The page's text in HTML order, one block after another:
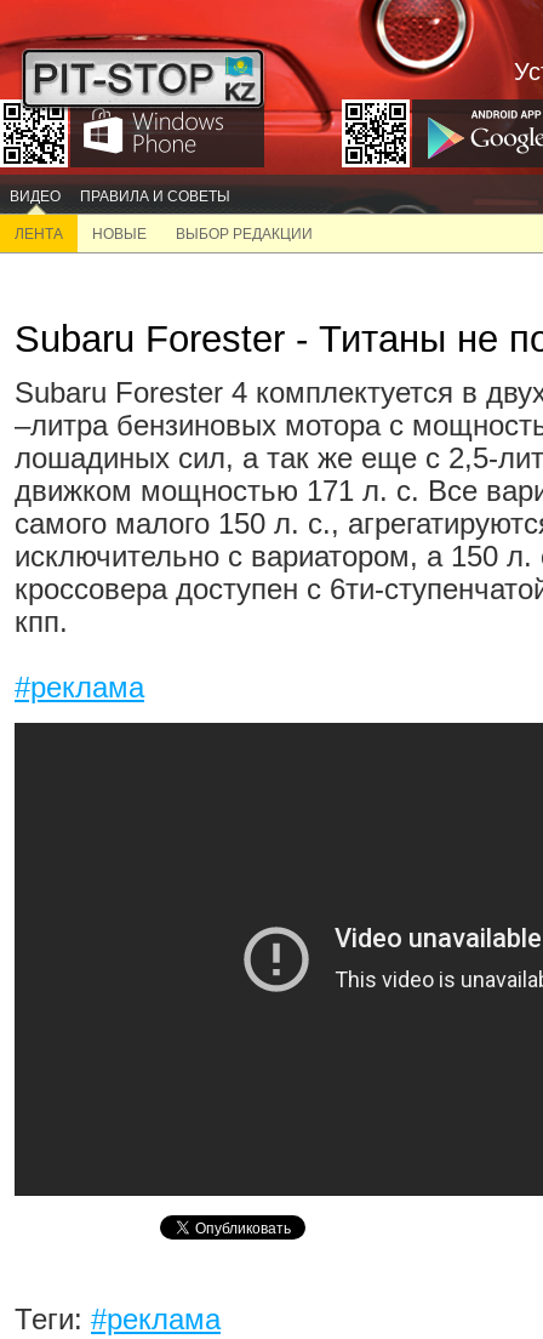
ВИДЕО ПРАВИЛА И СОВЕТЫ
ЛЕНТА НОВЫЕ ВЫБОР РЕДАКЦИИ
Subaru Forester - Титаны не
Subaru Forester 4 комплектуется в
–литра бензиновых мотора с
лошадиных сил, а так же еще с 2,5-
движком мощностью 171 л. с. Все
самого малого 150 л. с.,
исключительно с вариатором, а 150 л.
кроссовера доступен с 6ти-
кпп.
#реклама
Теги: #реклама